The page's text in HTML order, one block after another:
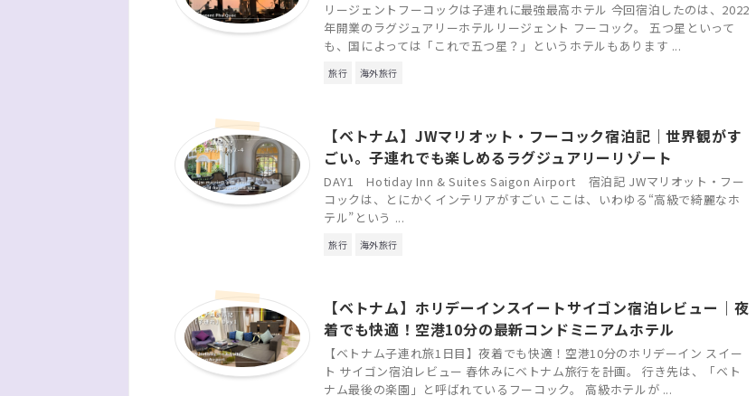
リージェントフーコックは子連れに最強最高ホテル 今回宿泊したのは、2022
年開業のラグジュアリーホテルリージェント フーコック。 五つ星といって
も、国によっては「これで五つ星？」というホテルもあります ...
旅行 海外旅行
【ベトナム】JWマリオット・フーコック宿泊記｜世界観がす
ごい。子連れでも楽しめるラグジュアリーリゾート
DAY1 Hotiday Inn & Suites Saigon Airport 宿泊記 JWマリオット・フー
コックは、とにかくインテリアがすごい ここは、いわゆる“高級で綺麗なホ
テル”という ...
旅行 海外旅行
【ベトナム】ホリデーインスイートサイゴン宿泊レビュー｜夜
着でも快適！空港10分の最新コンドミニアムホテル
【ベトナム子連れ旅1日目】夜着でも快適！空港10分のホリデーイン スイー
ト サイゴン宿泊レビュー 春休みにベトナム旅行を計画。 行き先は、「ベト
ナム最後の楽園」と呼ばれているフーコック。 高級ホテルが ...